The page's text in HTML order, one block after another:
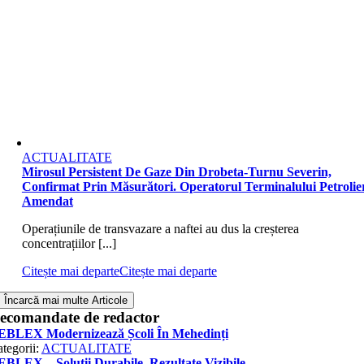
ACTUALITATE
Mirosul Persistent De Gaze Din Drobeta-Turnu Severin,
Confirmat Prin Măsurători. Operatorul Terminalului
Amendat
Operațiunile de transvazare a naftei au dus la creșterea
concentrațiilor [...]
Citește mai departeCitește mai departe
Încarcă mai multe Articole
de redactor
Modernizează Școli În Mehedinți
ACTUALITATE